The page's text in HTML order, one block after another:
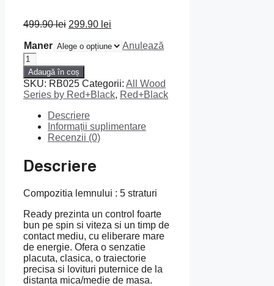
499.90lei Prețul
a
499.90 lei.
299.90 lei
este:
Maner
Anulează
Cantitate
Red+Black
Ready
Adaugă în coș
SKU: RB025 Categorii: All Wood
Series by Red+Black, Red+Black
Descriere
Informații suplimentare
Recenzii (0)
Descriere
Compozitia lemnului : 5 straturi
Ready prezinta un control foarte
bun pe spin si viteza si un timp de
contact mediu, cu eliberare mare
de energie. Ofera o senzatie
placuta, clasica, o traiectorie
precisa si lovituri puternice de la
distanta mica/medie de masa.